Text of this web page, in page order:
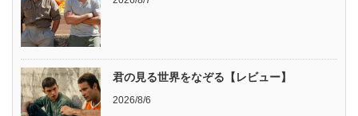
君の見る世界をなぞる【レビュー】
2026/8/6